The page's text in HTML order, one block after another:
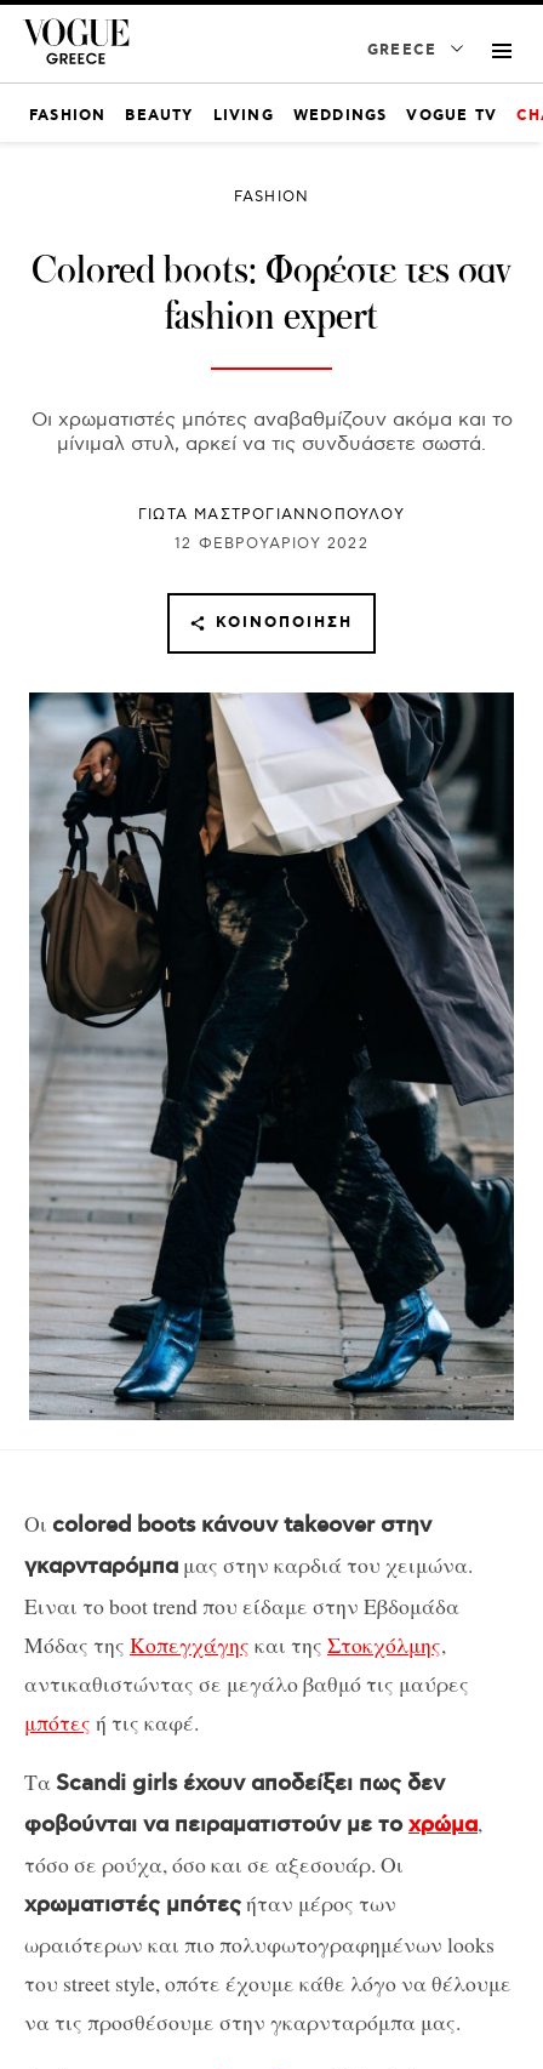
GREECE
FASHION BEAUTY LIVING WEDDINGS VOGUE TV
FASHION
Colored boots: Φορέστε τες σαν
fashion expert
Οι χρωματιστές μπότες αναβαθμίζουν ακόμα και το
μίνιμαλ στυλ, αρκεί να τις συνδυάσετε σωστά.
ΓΙΩΤΑ ΜΑΣΤΡΟΓΙΑΝΝΟΠΟΥΛΟΥ
12 ΦΕΒΡΟΥΑΡΊΟΥ 2022
ΚΟΙΝΟΠΟΊΗΣΗ
Οι colored boots κάνουν takeover στην
γκαρνταρόμπα μας στην καρδιά του χειμώνα.
Ειναι το boot trend που είδαμε στην Εβδομάδα
Μόδας της Κοπεγχάγης και της Στοκχόλμης,
αντικαθιστώντας σε μεγάλο βαθμό τις μαύρες
μπότες ή τις καφέ.
Τα Scandi girls έχουν αποδείξει πως δεν
φοβούνται να πειραματιστούν με τοχρώμα,
τόσο σε ρούχα, όσο και σε αξεσουάρ. Οι
χρωματιστές μπότεςήταν μέρος των
ωραιότερων και πιο πολυφωτογραφημένων looks
του street style, οπότε έχουμε κάθε λόγο να θέλουμε
να τις προσθέσουμε στην γκαρνταρόμπα μας.